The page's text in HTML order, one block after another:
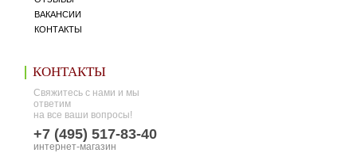
ВАКАНСИИ
КОНТАКТЫ
КОНТАКТЫ
Свяжитесь с нами и мы
ответим
на все ваши вопросы!
+7 (495) 517-83-40
интернет-магазин